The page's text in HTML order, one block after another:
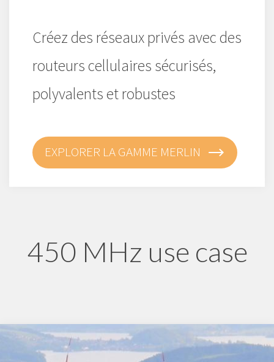
Créez des réseaux privés avec des
routeurs cellulaires sécurisés,
polyvalents et robustes
EXPLORER LA GAMME MERLIN
450 MHz use case